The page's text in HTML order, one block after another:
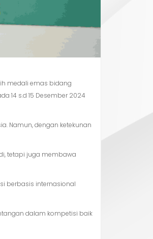
medali emas bidang
14 s.d 15 Desember 2024
Namun, dengan ketekunan
tetapi juga membawa
berbasis internasional
dalam kompetisi baik